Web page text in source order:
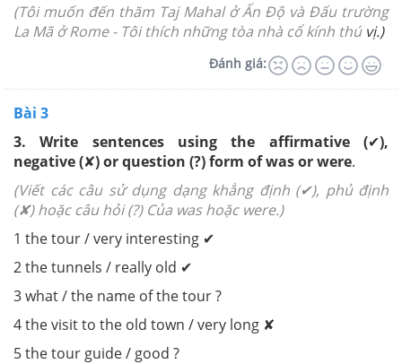
(Tôi muốn đến thăm Taj Mahal ở Ấn Độ và Đấu trường
La Mã ở Rome - Tôi thích những tòa nhà cổ kính thú vị.)
Đánh giá:
Bài 3
3.Write sentences using the affirmative (✔),
negative (✘) or question (?) form of was or were.
(Viết các câu sử dụng dạng khẳng định (✔), phủ định
(✘) hoặc câu hỏi (?) Của was hoặc were.)
1 the tour / very interesting ✔
2the tunnels / really old ✔
3what / the name of the tour?
4the visit to the old town / very long ✘
5the tour guide / good ?